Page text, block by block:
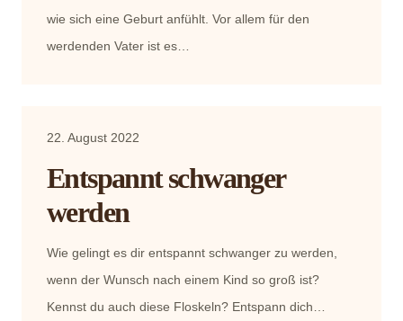
wie sich eine Geburt anfühlt. Vor allem für den
werdenden Vater ist es…
22. August 2022
Entspannt schwanger
werden
Wie gelingt es dir entspannt schwanger zu werden,
wenn der Wunsch nach einem Kind so groß ist?
Kennst du auch diese Floskeln? Entspann dich…